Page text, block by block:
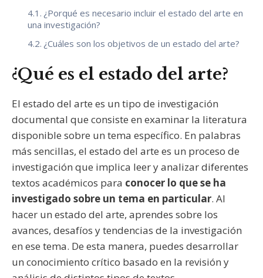
¿Porqué es necesario incluir el estado del arte en
una investigación?
¿Cuáles son los objetivos de un estado del arte?
¿Qué es el estado del arte?
El estado del arte es un tipo de investigación
documental que consiste en examinar la literatura
disponible sobre un tema específico. En palabras
más sencillas, el estado del arte es un proceso de
investigación que implica leer y analizar diferentes
textos académicos para conocer lo que se ha
investigado sobre un tema en particular. Al
hacer un estado del arte, aprendes sobre los
avances, desafíos y tendencias de la investigación
en ese tema. De esta manera, puedes desarrollar
un conocimiento crítico basado en la revisión y